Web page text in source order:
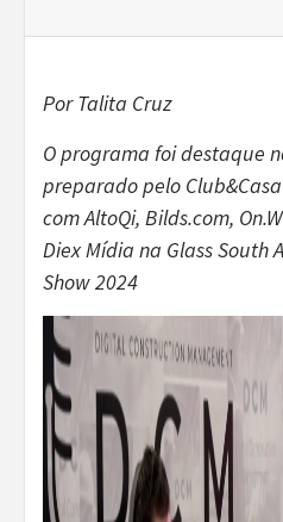
Por Talita Cruz
O programa foi destaque
preparado pelo
com AltoQi, Bilds.com,
Diex Mídia na Glass South
Show 2024